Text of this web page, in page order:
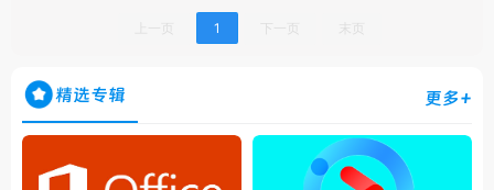
1 下一页
精选专辑 更多+